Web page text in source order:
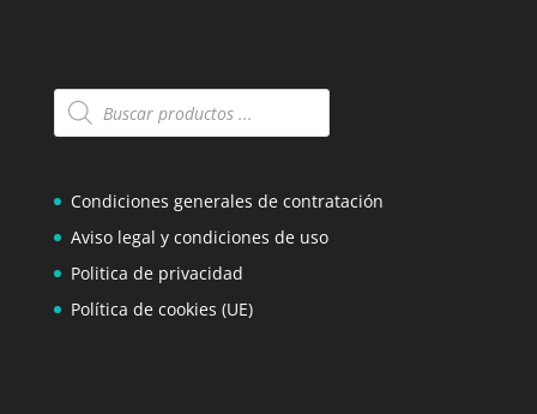
Búsqueda
de
Condiciones generales de contratación
Aviso legal y condiciones de uso
Politica de privacidad
Política de cookies (UE)